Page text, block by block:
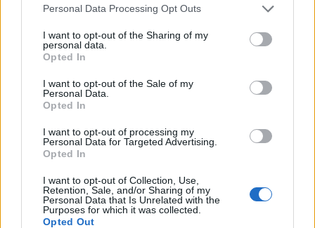
Personal Data Processing Opt Outs
I want to opt-out of the Sharing of my
personal data.
Opted In
I want to opt-out of the Sale of my
Personal Data.
Opted In
I want to opt-out of processing my
Personal Data for Targeted Advertising.
Opted In
I want to opt-out of Collection, Use,
Retention, Sale, and/or Sharing of my
Personal Data that Is Unrelated with the
Purposes for which it was collected.
Opted Out
tartozik, melynek olvasása előfizetéses
Az előfizetés a következőket tartalmazza:
Kötéslisták: BÉT elmúlt 2 év napon belüli
kötéslistái
Előfizetés
MÁR ELŐFIZETŐNK VAGY?BEJELENTKEZÉS